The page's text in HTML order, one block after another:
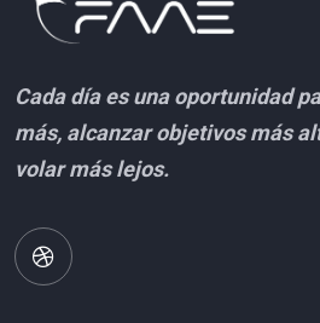
Cada día es una oportunidad
más, alcanzar objetivos más
volar más lejos.